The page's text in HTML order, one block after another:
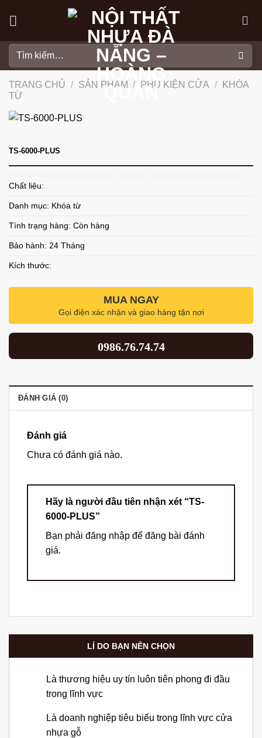
kiếm:
TRANG CHỦ / SẢN PHẨM / PHỤ KIỆN CỬA /
KHÓA
TỪ
TS-6000-PLUS
Chất liệu:
Danh mục: Khóa từ
Tình trạng hàng: Còn hàng
Bảo hành: 24 Tháng
Kích thước:
MUA NGAY
Gọi điện xác nhận và giao hàng tận nơi
0986.76.74.74
ĐÁNH GIÁ (0)
Đánh giá
Chưa có đánh giá nào.
Hãy là người đầu tiên nhận xét “TS-
6000-PLUS”
Bạn phải đăng nhập để đăng bài đánh
giá.
LÍ DO BẠN NÊN CHỌN
Là thương hiệu uy tín luôn tiên phong đi đầu
trong lĩnh vực
Là doanh nghiệp tiêu biểu trong lĩnh vực cửa
nhựa gỗ